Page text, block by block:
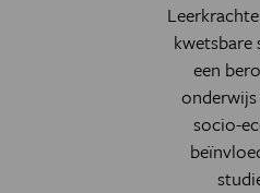
kwetsbare
een
socio-